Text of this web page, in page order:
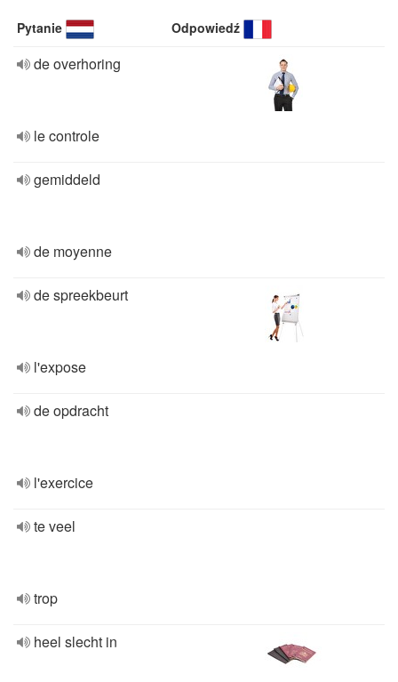
Pytanie Odpowiedź
de overhoring
le controle
gemiddeld
de moyenne
de spreekbeurt
l'expose
de opdracht
l'exercice
te veel
trop
heel slecht in